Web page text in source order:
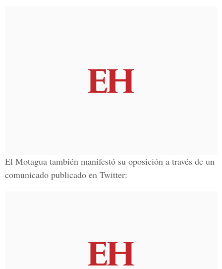
El Motagua también manifestó su oposición a través de un
comunicado publicado en Twitter: